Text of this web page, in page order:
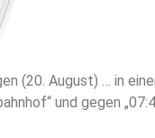
(20. August) … in
und gegen